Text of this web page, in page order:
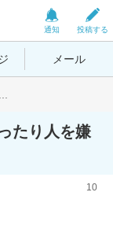
投稿する
通知
メール
たり人を嫌
10